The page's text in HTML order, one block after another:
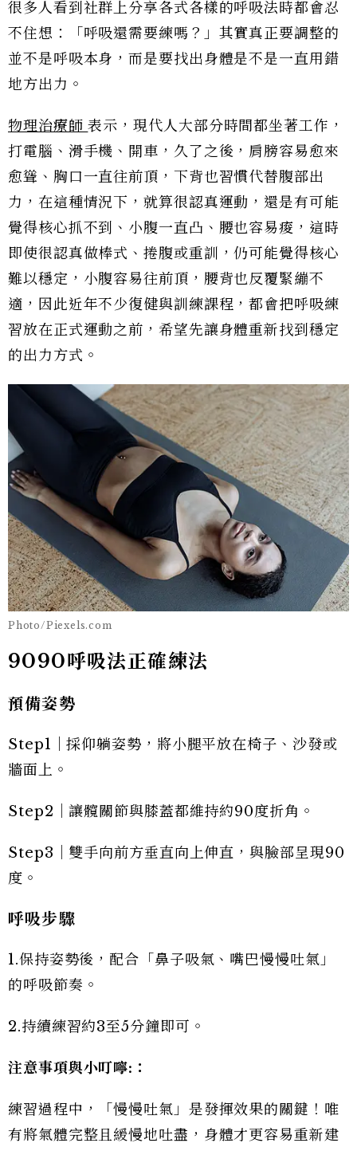
很多人看到社群上分享各式各樣的呼吸法時都會忍
不住想：「呼吸還需要練嗎？」其實真正要調整的
並不是呼吸本身，而是要找出身體是不是一直用錯
地方出力。
物理治療師表示，現代人大部分時間都坐著工作，
打電腦、滑手機、開車，久了之後，肩膀容易愈來
愈聳、胸口一直往前頂，下背也習慣代替腹部出
力，在這種情況下，就算很認真運動，還是有可能
覺得核心抓不到、小腹一直凸、腰也容易痠，這時
即使很認真做棒式、捲腹或重訓，仍可能覺得核心
難以穩定，小腹容易往前頂，腰背也反覆緊繃不
適，因此近年不少復健與訓練課程，都會把呼吸練
習放在正式運動之前，希望先讓身體重新找到穩定
的出力方式。
Photo/Piexels.com
9090呼吸法正確練法
預備姿勢
Step1｜採仰躺姿勢，將小腿平放在椅子、沙發或
牆面上。
Step2｜讓髖關節與膝蓋都維持約90度折角。
Step3｜雙手向前方垂直向上伸直，與臉部呈現90
度。
呼吸步驟
1.保持姿勢後，配合「鼻子吸氣、嘴巴慢慢吐氣」
的呼吸節奏。
2.持續練習約3至5分鐘即可。
注意事項與小叮嚀: ：
練習過程中，「慢慢吐氣」是發揮效果的關鍵！唯
有將氣體完整且緩慢地吐盡，身體才更容易重新建